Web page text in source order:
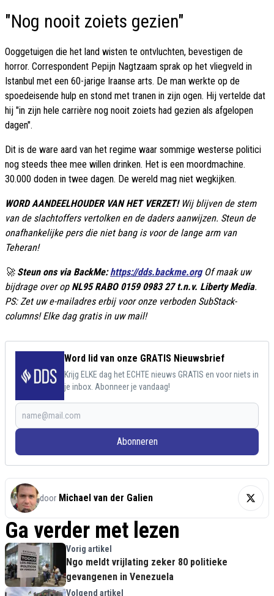
"Nog nooit zoiets gezien"
Ooggetuigen die het land wisten te ontvluchten, bevestigen de
horror. Correspondent Pepijn Nagtzaam sprak op het vliegveld in
Istanbul met een 60-jarige Iraanse arts. De man werkte op de
spoedeisende hulp en stond met tranen in zijn ogen. Hij vertelde dat
hij "in zijn hele carrière nog nooit zoiets had gezien als afgelopen
dagen".
Dit is de ware aard van het regime waar sommige westerse politici
nog steeds thee mee willen drinken. Het is een moordmachine.
30.000 doden in twee dagen. De wereld mag niet wegkijken.
WORD AANDEELHOUDER VAN HET VERZET! Wij blijven de stem
van de slachtoffers vertolken en de daders aanwijzen. Steun de
onafhankelijke pers die niet bang is voor de lange arm van
Teheran!
🚀 Steun ons via BackMe: https://dds.backme.orgOf maak uw
bijdrage over op NL95 RABO 0159 0983 27 t.n.v. Liberty Media.
PS: Zet uw e-mailadres erbij voor onze verboden SubStack-
columns! Elke dag gratis in uw mail!
Word lid van onze GRATIS Nieuwsbrief
Krijg ELKE dag het ECHTE nieuws GRATIS en voor niets in
je inbox. Abonneer je vandaag!
Abonneren
door Michael van der Galien
Ga verder met lezen
Vorig artikel
Ngo meldt vrijlating zeker 80 politieke
gevangenen in Venezuela
Volgend artikel